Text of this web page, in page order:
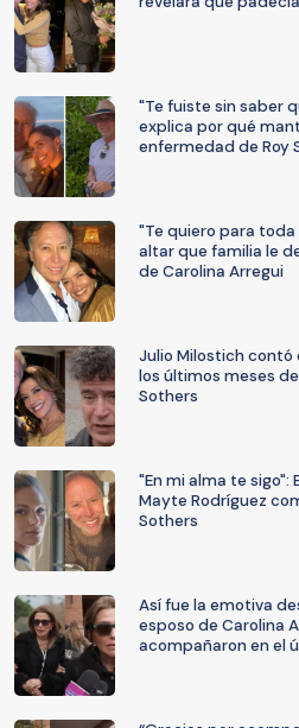
"Te fuiste sin saber
explica por qué
enfermedad de Roy
"Te quiero para toda
altar que familia le
de Carolina Arregui
Julio Milostich contó
los últimos meses
Sothers
"En mi alma te sigo":
Mayte Rodríguez
Sothers
Así fue la emotiva
esposo de Carolina
acompañaron en el